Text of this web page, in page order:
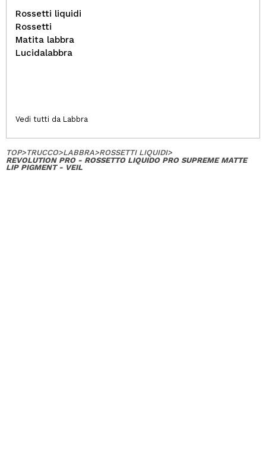
Rossetti liquidi
Rossetti
Matita labbra
Lucidalabbra
Vedi tutti da Labbra
TOP>TRUCCO>LABBRA>ROSSETTI LIQUIDI>
REVOLUTION PRO - ROSSETTO LIQUIDO PRO SUPREME MATTE
LIP PIGMENT - VEIL